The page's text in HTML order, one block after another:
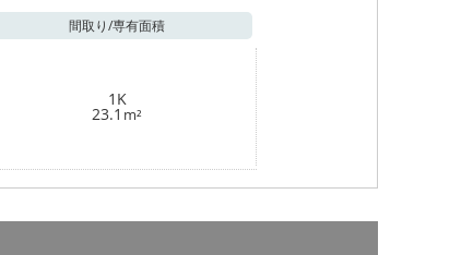
間取り/専有面積
1K
23.1 m²